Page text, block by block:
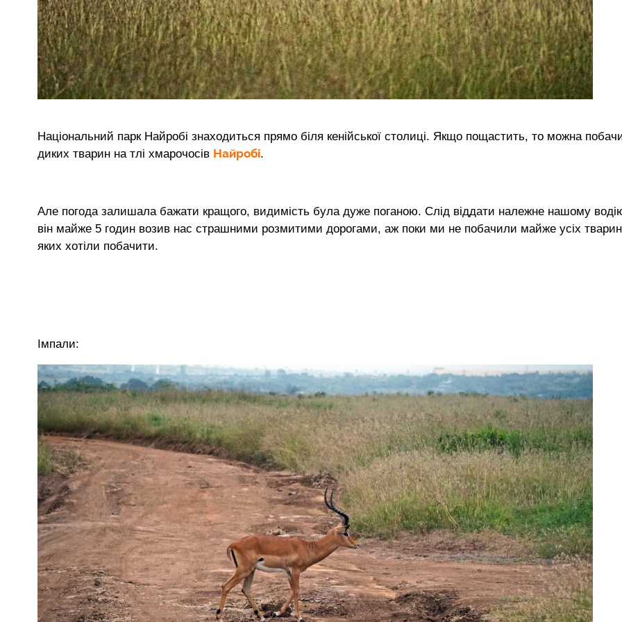
Національний парк Найробі знаходиться прямо біля кенійської столиці. Якщо пощастить, то можна
диких тварин на тлі хмарочосів Найробі.
Але погода залишала бажати кращого, видимість була дуже поганою. Слід віддати належне нашому
він майже 5 годин возив нас страшними розмитими дорогами, аж поки ми не побачили майже усіх
яких хотіли побачити.
Імпали: